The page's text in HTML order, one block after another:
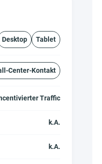
Desktop Tablet
Center-Kontakt
Traffic
k.A.
k.A.